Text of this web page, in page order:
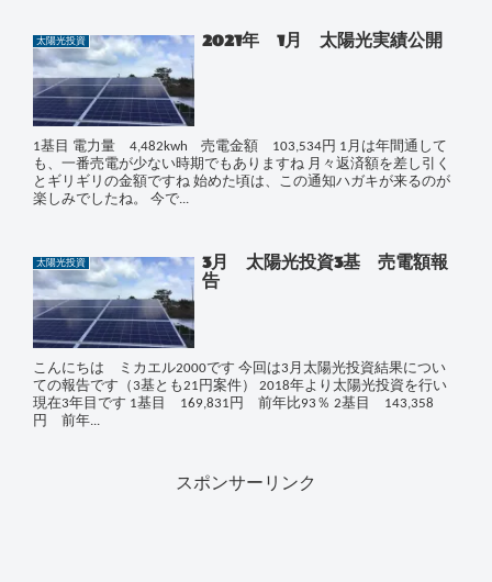
太陽光投資 2021年 1月 太陽光実績公開
1基目 電力量 4,482kwh 売電金額 103,534円 1月は年間通して
も、一番売電が少ない時期でもありますね 月々返済額を差し引く
とギリギリの金額ですね 始めた頃は、この通知ハガキが来るのが
楽しみでしたね。 今で...
太陽光投資
3月 太陽光投資3基 売電額報
告
こんにちは ミカエル2000です 今回は3月太陽光投資結果につい
ての報告です（3基とも21円案件） 2018年より太陽光投資を行い
現在3年目です 1基目 169,831円 前年比93％ 2基目 143,358
円 前年...
スポンサーリンク